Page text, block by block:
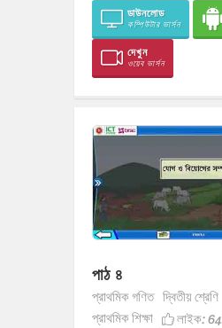
ডাউনলোড
কম্পিউটার ভার্সন
দেখুন
ওয়েব ভার্সন
পাঠ ৪
প্রাথমিক গণিত দ্বিতীয় শ্রেণি
প্রাথমিক শিক্ষা
লাইক:64